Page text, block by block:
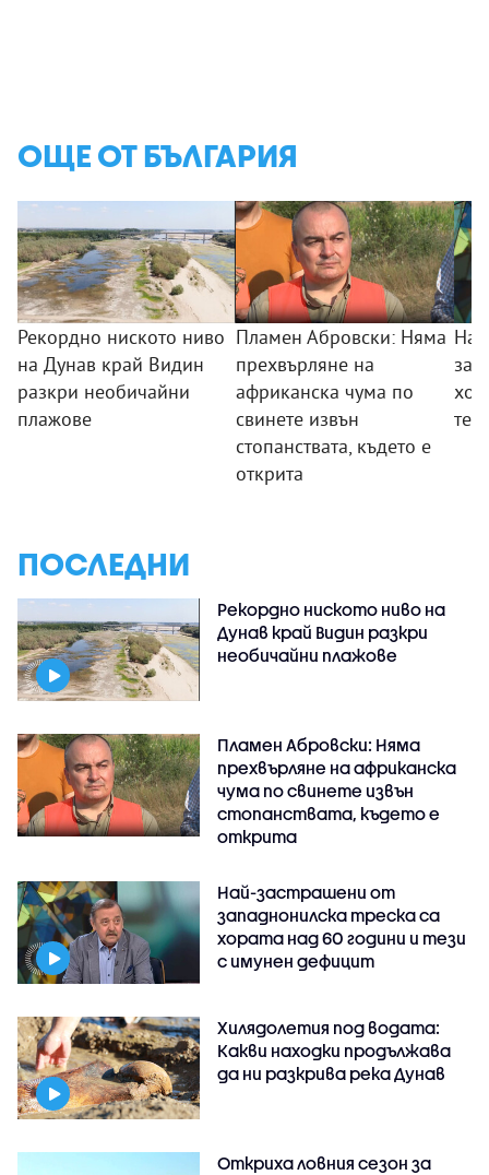
ОЩЕ ОТ БЪЛГАРИЯ
Рекордно ниското ниво
на Дунав край Видин
разкри необичайни
плажове
Пламен Абровски: Няма
прехвърляне на
африканска чума по
свинете извън
стопанствата, където е
открита
ПОСЛЕДНИ
Рекордно ниското ниво на
Дунав край Видин разкри
необичайни плажове
Пламен Абровски: Няма
прехвърляне на африканска
чума по свинете извън
стопанствата, където е
открита
Най-застрашени от
западнонилска треска са
хората над 60 години и тези
с имунен дефицит
Хилядолетия под водата:
Какви находки продължава
да ни разкрива река Дунав
Откриха ловния сезон за